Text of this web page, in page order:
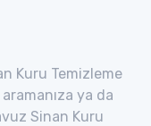
Kuru Temizleme
ya da
Sinan Kuru